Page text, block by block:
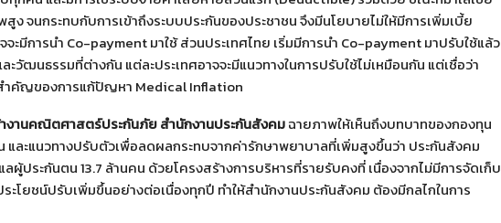
จนกระทบกับการเข้าถึงระบบประกันของประชาชน จึงมีนโยบายไม่ให้มีการเพิ่มเบี้ย
จะมีการนำ Co-payment มาใช้ ส่วนประเทศไทย เริ่มมีการนำ Co-payment มาปรับใช้แล้ว
วัฒนธรรมที่ต่างกัน แต่ละประเทศอาจจะมีแนวทางในการปรับใช้ไม่เหมือนกัน แต่เชื่อว่า
ำคัญของการแก้ปัญหา Medical Inflation
นคณิตศาสตร์ประกันภัย สำนักงานประกันสังคมฉายภาพให้เห็นถึงบทบาทของกองทุน
และแนวทางปรับตัวเพื่อลดผลกระทบจากค่ารักษาพยาบาลที่เพิ่มสูงขึ้นว่า ประกันสังคม
ผู้ประกันตน 13.7 ล้านคน ด้วยโครงสร้างการบริหารที่รายรับคงที่ เนื่องจากไม่มีการจัดเก็บ
ะโยชน์ปรับเพิ่มขึ้นอย่างต่อเนื่องทุกปี ทำให้สำนักงานประกันสังคม ต้องมีกลไกในการ